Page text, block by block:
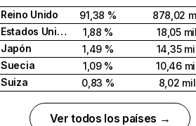
Reino Unido
91,38 %
878,02
Estados Unidos
1,88 %
18,05
Japón
1,49 %
14,35
Suecia
1,09 %
10,46
Suiza
0,83 % 8,02 mil
Ver todos los países →